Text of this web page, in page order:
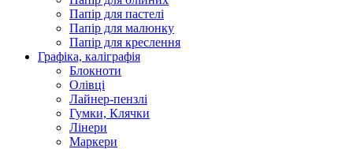
Папір для пастелі
Папір для малюнку
Папір для креслення
Графіка, каліграфія
Блокноти
Олівці
Лайнер-пензлі
Гумки, Клячки
Лінери
Маркери